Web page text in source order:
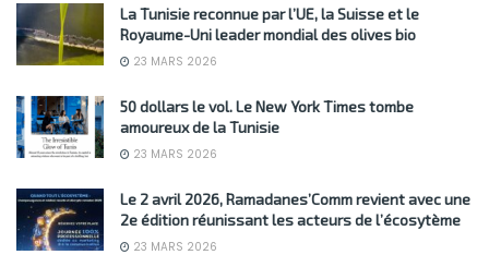
La Tunisie reconnue par l’UE, la Suisse et le
Royaume-Uni leader mondial des olives bio
23 MARS 2026
50 dollars le vol. Le New York Times tombe
amoureux de la Tunisie
23 MARS 2026
Le 2 avril 2026, Ramadanes’Comm revient avec une
2e édition réunissant les acteurs de l’écosytème
23 MARS 2026